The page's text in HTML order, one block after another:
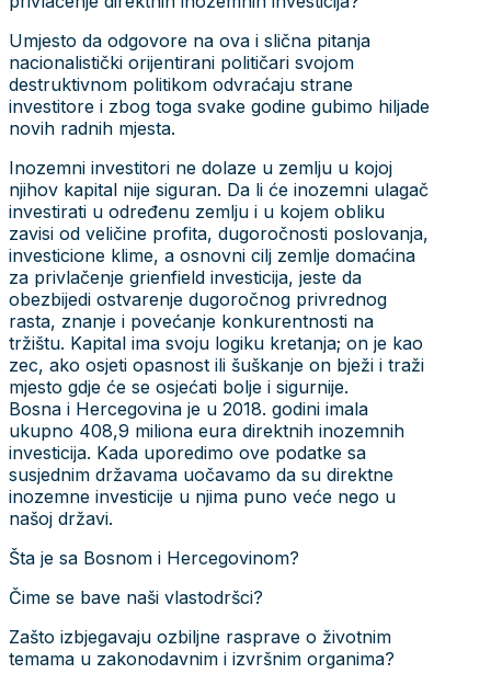
Umjesto da odgovore na ova i slična pitanja
nacionalistički orijentirani političari svojom
destruktivnom politikom odvraćaju strane
investitore i zbog toga svake godine gubimo hiljade
novih radnih mjesta.
Inozemni investitori ne dolaze u zemlju u kojoj
njihov kapital nije siguran. Da li će inozemni ulagač
investirati u određenu zemlju i u kojem obliku
zavisi od veličine profita, dugoročnosti poslovanja,
investicione klime, a osnovni cilj zemlje domaćina
za privlačenje grienfield investicija, jeste da
obezbijedi ostvarenje dugoročnog privrednog
rasta, znanje i povećanje konkurentnosti na
tržištu. Kapital ima svoju logiku kretanja; on je kao
zec, ako osjeti opasnost ili šuškanje on bježi i traži
mjesto gdje će se osjećati bolje i sigurnije.
Bosna i Hercegovina je u 2018. godini imala
ukupno 408,9 miliona eura direktnih inozemnih
investicija. Kada uporedimo ove podatke sa
susjednim državama uočavamo da su direktne
inozemne investicije u njima puno veće nego u
našoj državi.
Šta je sa Bosnom i Hercegovinom?
Čime se bave naši vlastodršci?
Zašto izbjegavaju ozbiljne rasprave o životnim
temama u zakonodavnim i izvršnim organima?